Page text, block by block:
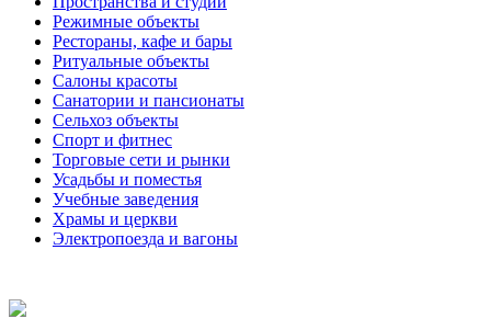
Режимные объекты
Рестораны, кафе и бары
Ритуальные объекты
Салоны красоты
Санатории и пансионаты
Сельхоз объекты
Спорт и фитнес
Торговые сети и рынки
Усадьбы и поместья
Учебные заведения
Храмы и церкви
Электропоезда и вагоны